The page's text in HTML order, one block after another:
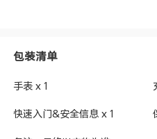
包装清单
手表 x 1
快速入门&安全信息 x 1